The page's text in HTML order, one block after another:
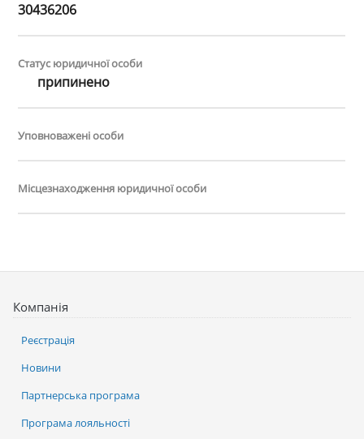
30436206
Статус юридичної особи
припинено
Уповноважені особи
Місцезнаходження юридичної особи
Компанія
Реєстрація
Новини
Партнерська програма
Програма лояльності